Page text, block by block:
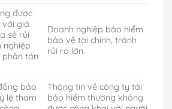
được
với giá
sẻ rủi
nghiệp
phân tán
Doanh nghiệp bảo hiểm
bảo vệ tài chính, tránh
rủi ro lớn.
bảo
lệ tham
Thông tin về công ty tái
bảo hiểm thường không